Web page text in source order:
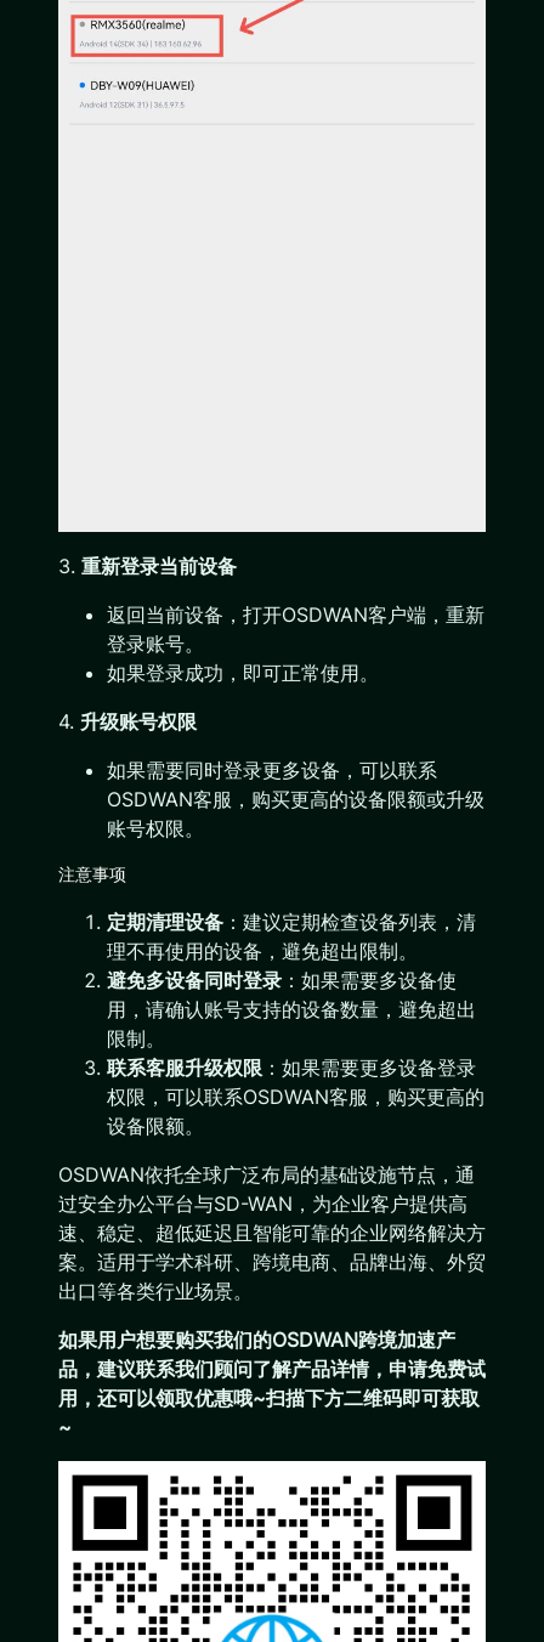
3. 重新登录当前设备
返回当前设备，打开OSDWAN客户端，重新
登录账号。
如果登录成功，即可正常使用。
4. 升级账号权限
如果需要同时登录更多设备，可以联系
OSDWAN客服，购买更高的设备限额或升级
账号权限。
注意事项
定期清理设备 ：建议定期检查设备列表，清
理不再使用的设备，避免超出限制。
避免多设备同时登录 ：如果需要多设备使
用，请确认账号支持的设备数量，避免超出
限制。
联系客服升级权限 ：如果需要更多设备登录
权限，可以联系OSDWAN客服，购买更高的
设备限额。
OSDWAN依托全球广泛布局的基础设施节点，通
过安全办公平台与SD-WAN，为企业客户提供高
速、稳定、超低延迟且智能可靠的企业网络解决方
案。适用于学术科研、跨境电商、品牌出海、外贸
出口等各类行业场景。
如果用户想要购买我们的OSDWAN跨境加速产
品，建议联系我们顾问了解产品详情，申请免费试
用，还可以领取优惠哦~扫描下方二维码即可获取
~